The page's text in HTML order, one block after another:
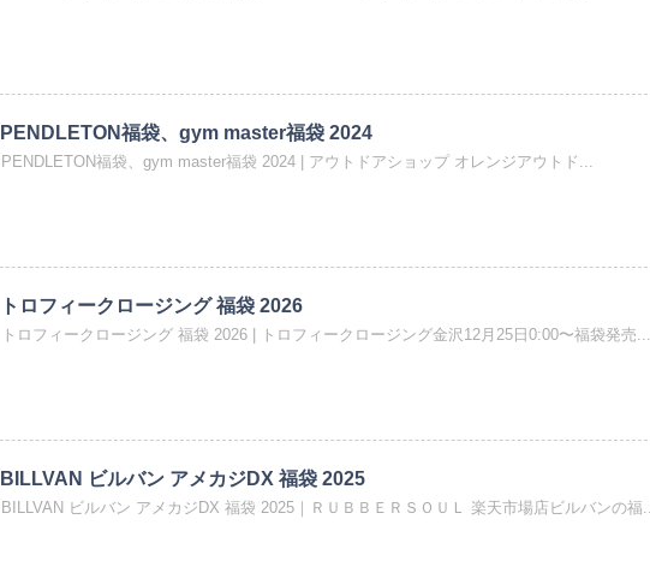
PENDLETON福袋、gym master福袋 2024
PENDLETON福袋、gym master福袋 2024 | アウトドアショップ オレンジアウトド...
トロフィークロージング 福袋 2026
トロフィークロージング 福袋 2026 | トロフィークロージング金沢12月25日0:00〜福袋発売...
BILLVAN ビルバン アメカジDX 福袋 2025
BILLVAN ビルバン アメカジDX 福袋 2025｜ＲＵＢＢＥＲＳＯＵＬ 楽天市場店ビルバンの福...